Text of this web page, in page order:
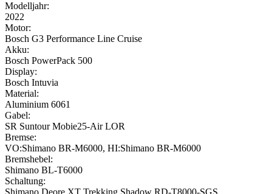
Modelljahr:
2022
Motor:
Bosch G3 Performance Line Cruise
Akku:
Bosch PowerPack 500
Display:
Bosch Intuvia
Material:
Aluminium 6061
Gabel:
SR Suntour Mobie25-Air LOR
Bremse:
VO:Shimano BR-M6000, HI:Shimano BR-M6000
Bremshebel:
Shimano BL-T6000
Schaltung: